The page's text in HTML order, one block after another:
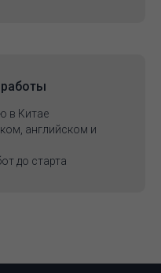
в Китае
английском и
до старта